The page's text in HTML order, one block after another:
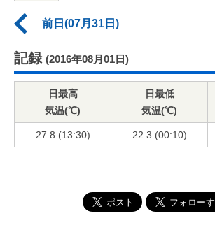
前日(07月31日)
記録 (2016年08月01日)
日最高
気温(℃)
日最低
気温(℃)
27.8 (13:30) 22.3 (00:10)